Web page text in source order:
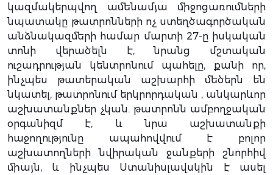
կազմակերպվող ամենամյա միջոցառումների
նպատակը թատրոնների ոչ ստեղծագործական
անձնակազմերի համար մարտի 27-ը իսկական
տոնի վերածելն է, նրանց մշտական
ուշադրության կենտրոնում պահելը, քանի որ,
ինչպես թատերական աշխարհի մեծերն են
նկատել, թատրոնում երկրորդական , անկարևոր
աշխատանքներ չկան. թատրոնն ամբողջական
օրգանիզմ է, և նրա աշխատանքի
հաջողությունը ապահովվում է բոլոր
աշխատողների նվիրական ջանքերի շնորհիվ
միայն, և ինչպես Ստանիսլավսկին է ասել